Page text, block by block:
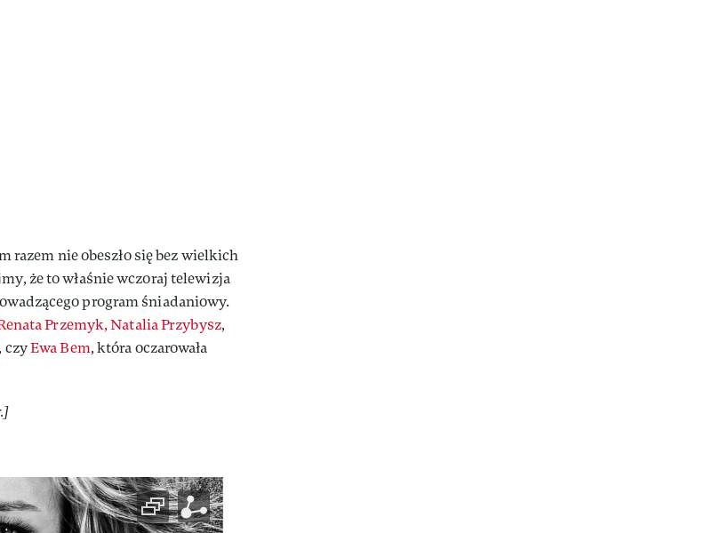
nie obeszło się bez wielkich
że to właśnie wczoraj telewizja
program śniadaniowy.
Przemyk, Natalia Przybysz,
, czyEwa Bem, która oczarowała